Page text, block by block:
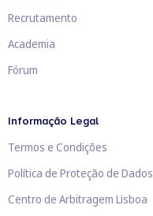
Recrutamento
Academia
Fórum
Informação Legal
Termos e Condições
Política de Proteção de Dados
Centro de Arbitragem Lisboa